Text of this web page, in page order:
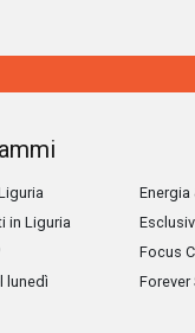
in Liguria
lunedì
Focus
Forever